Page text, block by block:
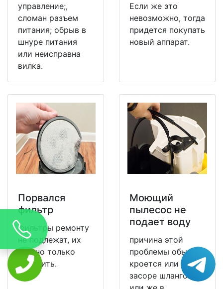
управление;,
сломан разъем
питания; обрыв в
шнуре питания
или неисправна
вилка.
Если же это
невозможно, тогда
придется покупать
новый аппарат.
Порвался
фильтр
Фильтры ремонту
не подлежат, их
можно только
заменить.
Моющий
пылесос не
подает воду
причина этой
проблемы обычно
кроется или в
засоре шлангов,